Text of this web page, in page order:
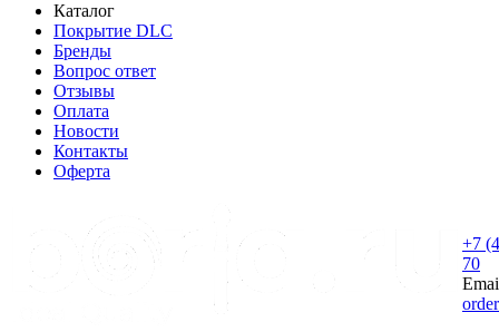
Каталог
Покрытие DLC
Бренды
Вопрос ответ
Отзывы
Оплата
Новости
Контакты
Оферта
+7
70